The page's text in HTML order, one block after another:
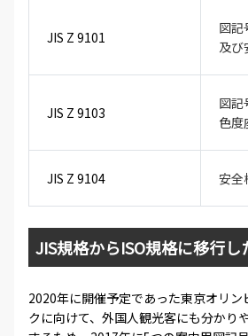
JIS Z 9101
図
及び
JIS Z 9103
図
色度
JIS Z 9104 安
JIS規格からISO規格に移行
2020年に開催予定であった東京オリン
クに向けて、外国人観光客にも分かり